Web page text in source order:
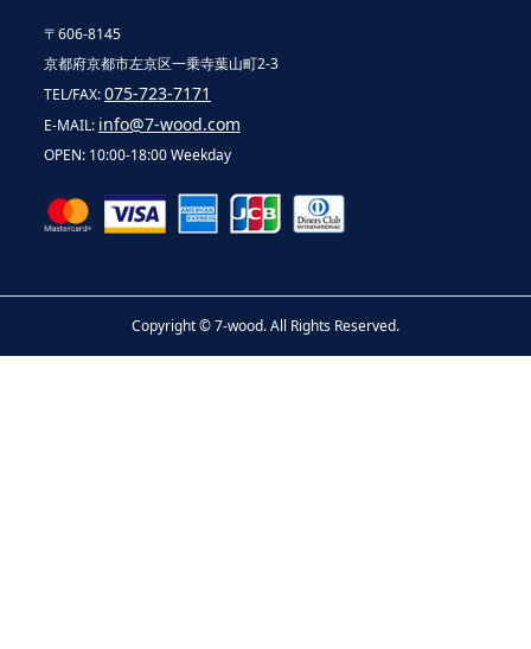
〒606-8145
京都府京都市左京区一乗寺葉山町2-3
TEL/FAX:075-723-7171
E-MAIL: info@7-wood.com
OPEN: 10:00-18:00 Weekday
Copyright ©7-wood. All Rights Reserved.